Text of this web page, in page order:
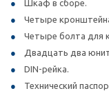
Шкаф в сборе.
Четыре
Четыре болта для
Двадцать два
DIN-рейка.
Технический